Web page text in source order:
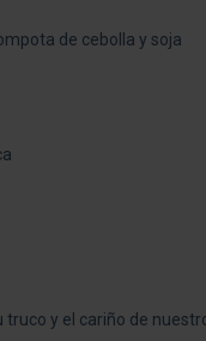
y el cariño de